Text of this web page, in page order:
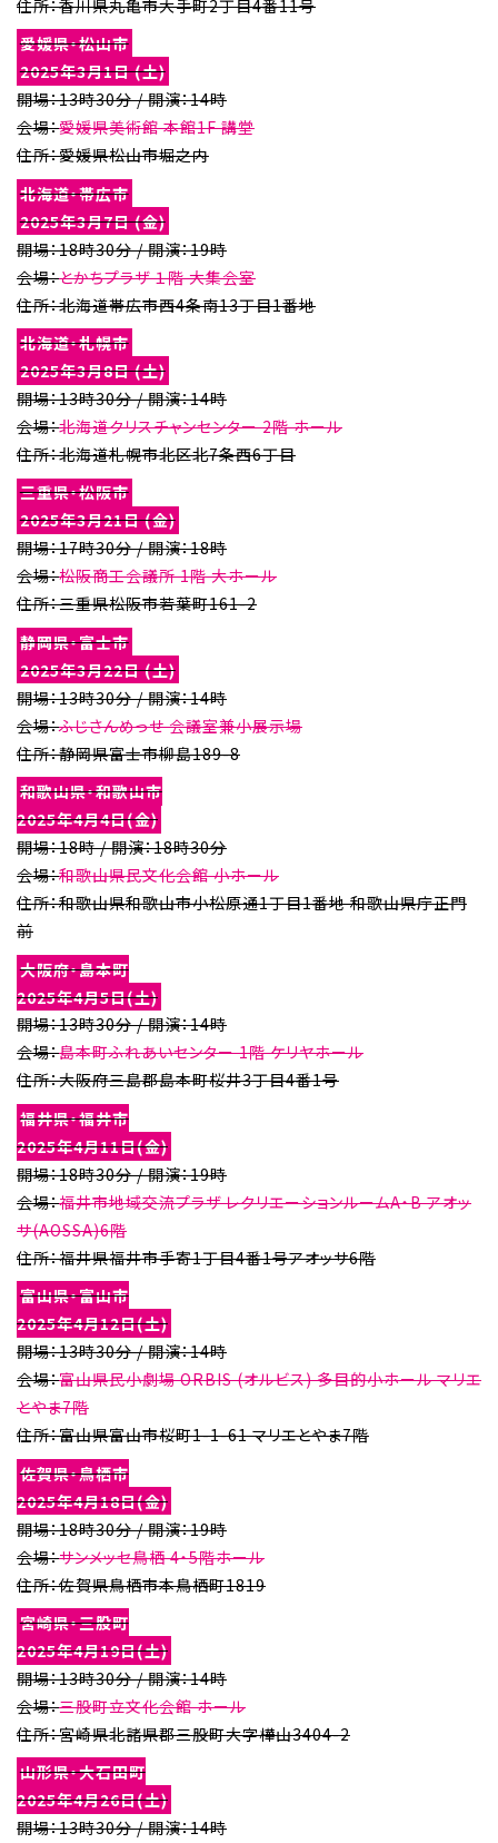
住所：香川県丸亀市大手町2丁目4番11号
愛媛県・松山市
2025年3月1日 (土)
開場：13時30分 / 開演：14時
会場：愛媛県美術館 本館1F 講堂
住所：愛媛県松山市堀之内
北海道・帯広市
2025年3月7日 (金)
開場：18時30分 / 開演：19時
会場：とかちプラザ １階 大集会室
住所：北海道帯広市西4条南13丁目1番地
北海道・札幌市
2025年3月8日 (土)
開場：13時30分 / 開演：14時
会場：北海道クリスチャンセンター 2階 ホール
住所：北海道札幌市北区北7条西6丁目
三重県・松阪市
2025年3月21日 (金)
開場：17時30分 / 開演：18時
会場：松阪商工会議所 1階 大ホール
住所：三重県松阪市若葉町161-2
静岡県・富士市
2025年3月22日 (土)
開場：13時30分 / 開演：14時
会場：ふじさんめっせ 会議室兼小展示場
住所：静岡県富士市柳島189-8
和歌山県・和歌山市
2025年4月4日(金)
開場：18時 / 開演：18時30分
会場：和歌山県民文化会館 小ホール
住所：和歌山県和歌山市小松原通1丁目1番地 和歌山県庁正門
前
大阪府・島本町
2025年4月5日(土)
開場：13時30分 / 開演：14時
会場：島本町ふれあいセンター 1階 ケリヤホール
住所：大阪府三島郡島本町桜井3丁目4番1号
福井県・福井市
2025年4月11日(金)
開場：18時30分 / 開演：19時
会場：福井市地域交流プラザ レクリエーションルームA・B アオッ
サ(AOSSA)6階
住所：福井県福井市手寄1丁目4番1号アオッサ6階
富山県・富山市
2025年4月12日(土)
開場：13時30分 / 開演：14時
会場：富山県民小劇場 ORBIS (オルビス) 多目的小ホール マリエ
とやま7階
住所：富山県富山市桜町1-1-61 マリエとやま7階
佐賀県・鳥栖市
2025年4月18日(金)
開場：18時30分 / 開演：19時
会場：サンメッセ鳥栖 4・5階ホール
住所：佐賀県鳥栖市本鳥栖町1819
宮崎県・三股町
2025年4月19日(土)
開場：13時30分 / 開演：14時
会場：三股町立文化会館 ホール
住所：宮崎県北諸県郡三股町大字樺山3404-2
山形県・大石田町
2025年4月26日(土)
開場：13時30分 / 開演：14時